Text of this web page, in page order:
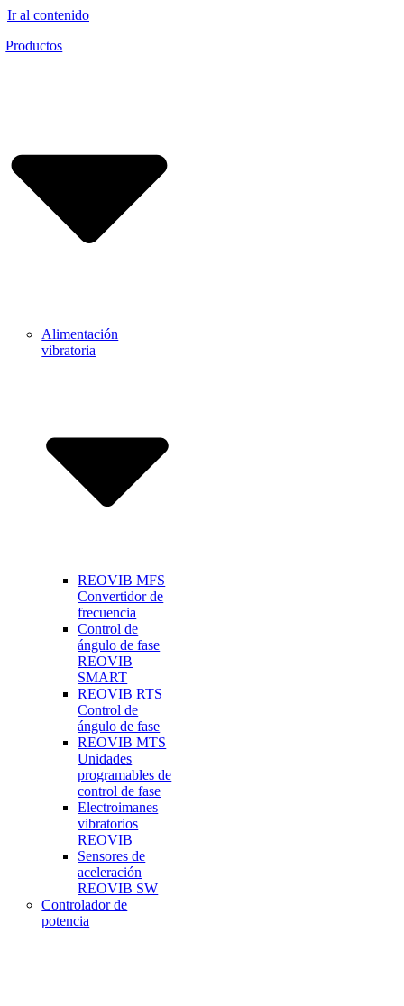
Ir al contenido
Productos
Alimentación
vibratoria
REOVIB MFS
Convertidor de
frecuencia
Control de
ángulo de fase
REOVIB
SMART
REOVIB RTS
Control de
ángulo de fase
REOVIB MTS
Unidades
programables de
control de fase
Electroimanes
vibratorios
REOVIB
Sensores de
aceleración
REOVIB SW
Controlador de
potencia